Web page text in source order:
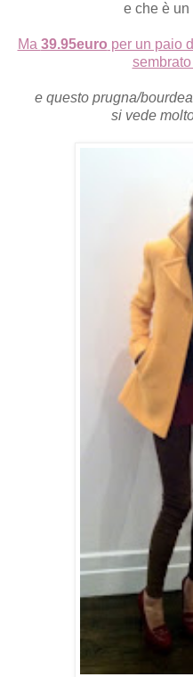
e che è
Ma 39.95euro per un paio
e questo prugna/
si vede